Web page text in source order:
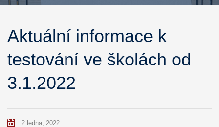
Aktuální informace k
testování ve školách od
3.1.2022
2 ledna, 2022